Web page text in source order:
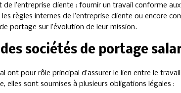
l’entreprise cliente : fournir un travail conforme
règles internes de l’entreprise cliente ou encore
portage sur l’évolution de leur mission.
sociétés de portage
ont pour rôle principal d’assurer le lien entre le
elles sont soumises à plusieurs obligations légales :